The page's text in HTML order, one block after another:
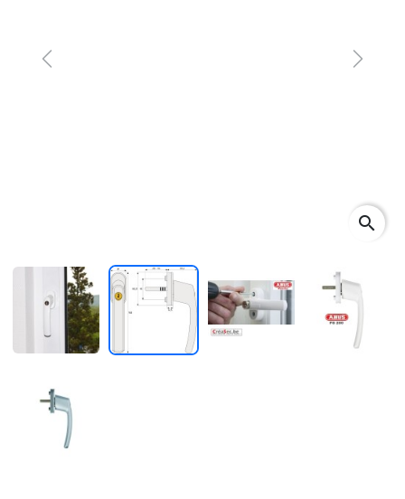
Previous Next
search